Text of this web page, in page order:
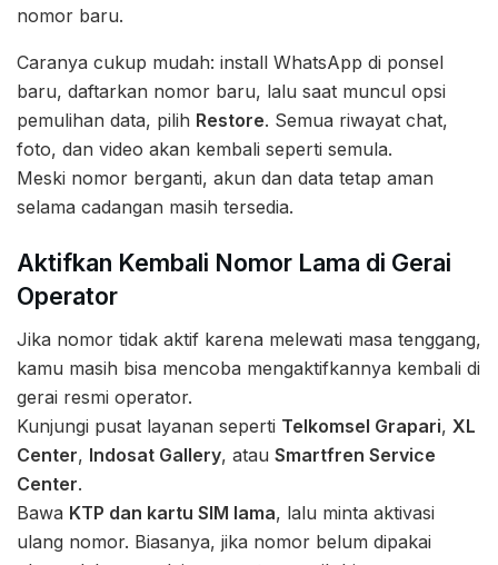
nomor baru.
Caranya cukup mudah: install WhatsApp di ponsel
baru, daftarkan nomor baru, lalu saat muncul opsi
pemulihan data, pilih Restore. Semua riwayat chat,
foto, dan video akan kembali seperti semula.
Meski nomor berganti, akun dan data tetap aman
selama cadangan masih tersedia.
Aktifkan Kembali Nomor Lama di Gerai
Operator
Jika nomor tidak aktif karena melewati masa tenggang,
kamu masih bisa mencoba mengaktifkannya kembali di
gerai resmi operator.
Kunjungi pusat layanan seperti Telkomsel Grapari, XL
Center, Indosat Gallery, atau Smartfren Service
Center.
Bawa KTP dan kartu SIM lama, lalu minta aktivasi
ulang nomor. Biasanya, jika nomor belum dipakai